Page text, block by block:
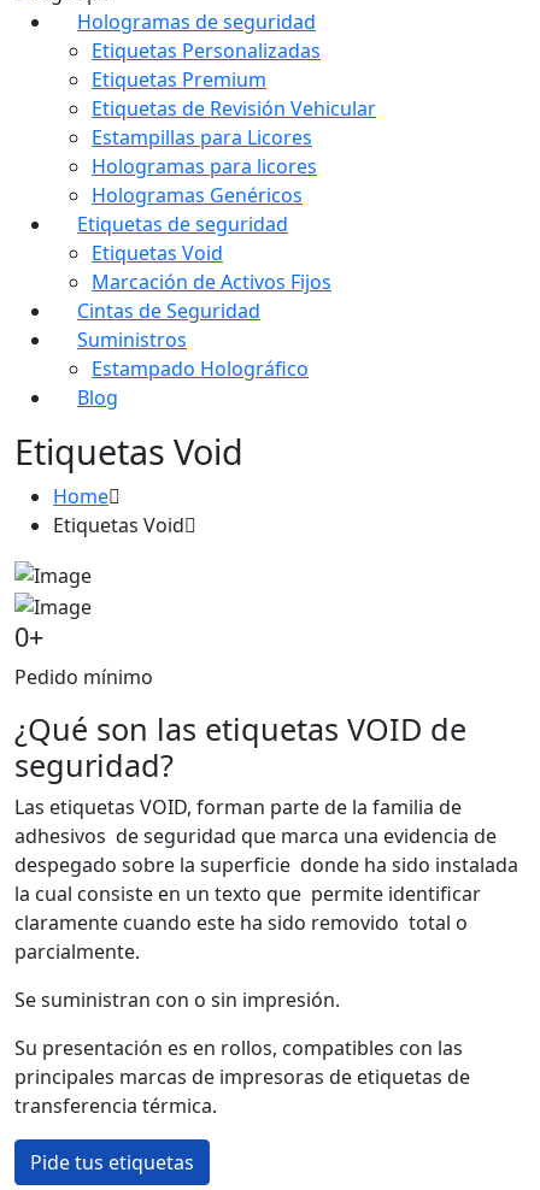
Hologramas de seguridad
Etiquetas Personalizadas
Etiquetas Premium
Etiquetas de Revisión Vehicular
Estampillas para Licores
Hologramas para licores
Hologramas Genéricos
Etiquetas de seguridad
Etiquetas Void
Marcación de Activos Fijos
Cintas de Seguridad
Suministros
Estampado Holográfico
Blog
Etiquetas Void
Home
Etiquetas Void
0+
Pedido mínimo
¿Qué son las etiquetas VOID de
seguridad?
Las etiquetas VOID, forman parte de la familia de
adhesivos de seguridad que marca una evidencia de
despegado sobre la superficie donde ha sido instalada
la cual consiste en un texto que permite identificar
claramente cuando este ha sido removido total o
parcialmente.
Se suministran con o sin impresión.
Su presentación es en rollos, compatibles con las
principales marcas de impresoras de etiquetas de
transferencia térmica.
Pide tus etiquetas